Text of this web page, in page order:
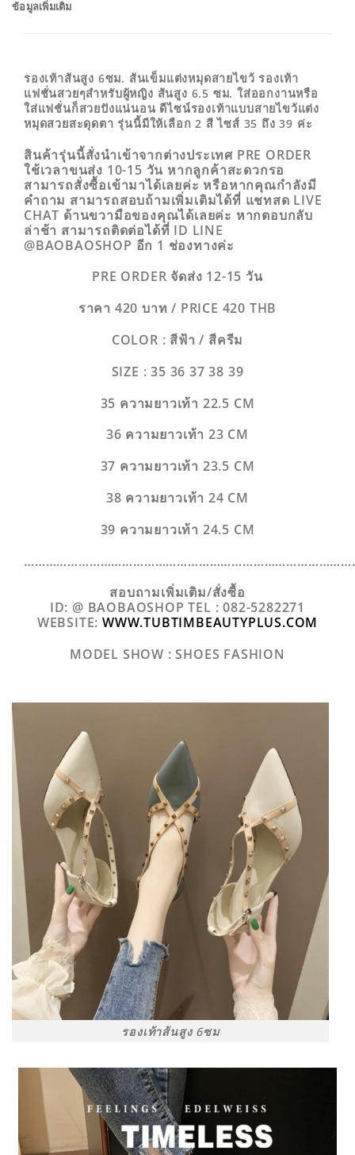
ข้อมูลเพิ่มเติม
รองเท้าส้นสูง 6ซม. ส้นเข็มแต่งหมุดสายไขว้ รองเท้า
แฟชั่นสวยๆสำหรับผู้หญิง ส้นสูง 6.5 ซม. ใส่ออกงานหรือ
ใส่แฟชั่นก็สวยปังแน่นอน ดีไซน์รองเท้าแบบสายไขว้แต่ง
หมุดสวยสะดุดตา รุ่นนี้มีให้เลือก 2 สี ไซส์ 35 ถึง 39 ค่ะ
สินค้ารุ่นนี้สั่งนำเข้าจากต่างประเทศ PRE ORDER
ใช้เวลาขนส่ง 10-15 วัน หากลูกค้าสะดวกรอ
สามารถสั่งซื้อเข้ามาได้เลยค่ะ หรือหากคุณกำลังมี
คำถาม สามารถสอบถ้ามเพิ่มเติมได้ที่ แชทสด LIVE
CHAT ด้านขวามือของคุณได้เลยค่ะ หากตอบกลับ
ล่าช้า สามารถติดต่อได้ที่ ID LINE
@BAOBAOSHOP อีก 1 ช่องทางค่ะ
PRE ORDER จัดส่ง 12-15 วัน
ราคา 420 บาท / PRICE 420 THB
COLOR : สีฟ้า / สีครีม
SIZE : 35 36 37 38 39
35 ความยาวเท้า 22.5 CM
36 ความยาวเท้า 23 CM
37 ความยาวเท้า 23.5 CM
38 ความยาวเท้า 24 CM
39 ความยาวเท้า 24.5 CM
สอบถามเพิ่มเติม/สั่งซื้อ
ID: @ BAOBAOSHOP TEL : 082-5282271
WEBSITE: WWW.TUBTIMBEAUTYPLUS.COM
MODEL SHOW : SHOES FASHION
รองเท้าส้นสูง 6ซม